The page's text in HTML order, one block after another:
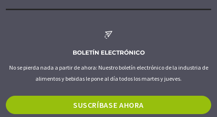
BOLETÍN ELECTRÓNICO
No se pierda nada a partir de ahora: Nuestro boletín electrónico de la industria de
alimentos y bebidas le pone al día todos los martes y jueves.
SUSCRÍBASE AHORA